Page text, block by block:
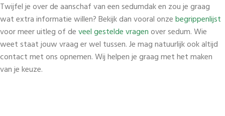
Twijfel je over de aanschaf van een sedumdak en zou je graag
wat extra informatie willen? Bekijk dan vooral onzebegrippenlijst
voor meer uitleg of deveel gestelde vragenover sedum. Wie
weet staat jouw vraag er wel tussen. Je mag natuurlijk ook altijd
contact met ons opnemen. Wij helpen je graag met het maken
van je keuze.